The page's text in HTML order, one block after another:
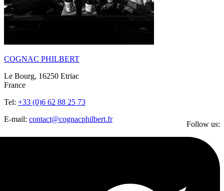
COGNAC PHILBERT
Le Bourg, 16250 Etriac
France
Tel: +33 (0)6 62 88 25 73
E-mail: contact@cognacphilbert.fr
Follow us: